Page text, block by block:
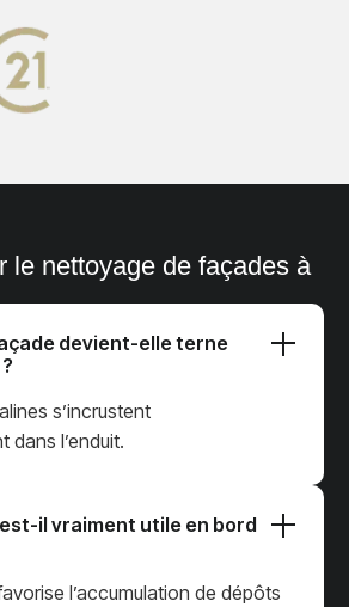
le nettoyage de façades à
devient-elle terne
s’incrustent
dans l’enduit.
il vraiment utile en bord
l’accumulation de dépôts